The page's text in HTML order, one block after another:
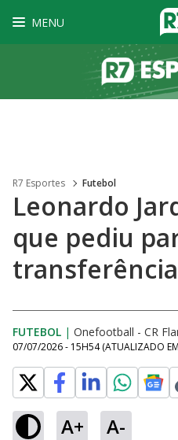
MENU
R7 Esportes Futebol
Leonardo
que pediu
FUTEBOL | Onefootball - CR
07/07/2026 - 15H54 (ATUALIZADO EM
A+ A-